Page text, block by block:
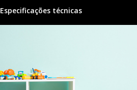
Especificações técnicas